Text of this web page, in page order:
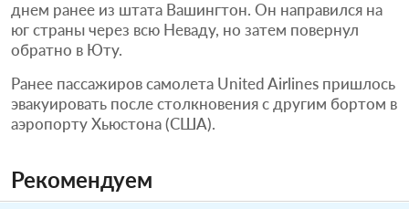
днем ранее из штата Вашингтон. Он направился на
юг страны через всю Неваду, но затем повернул
обратно в Юту.
Ранее пассажиров самолета United Airlines пришлось
эвакуировать после столкновения с другим бортом в
аэропорту Хьюстона (США).
Рекомендуем